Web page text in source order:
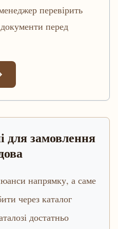
перевірить
перед
для замовлення
напрямку, а саме
через каталог
достатньо